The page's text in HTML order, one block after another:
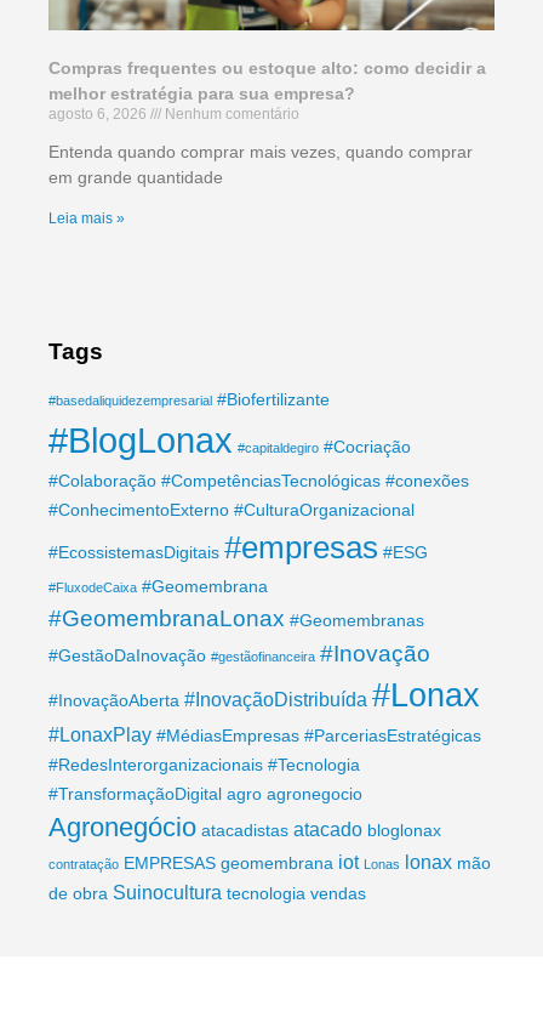
Compras frequentes ou estoque alto: como decidir a
melhor estratégia para sua empresa?
agosto 6, 2026 Nenhum comentário
Entenda quando comprar mais vezes, quando comprar
em grande quantidade
Leia mais »
Tags
#basedaliquidezempresarial #Biofertilizante
#BlogLonax #capitaldegiro #Cocriação
#Colaboração #CompetênciasTecnológicas #conexões
#ConhecimentoExterno #CulturaOrganizacional
#EcossistemasDigitais #empresas #ESG
#FluxodeCaixa #Geomembrana
#GeomembranaLonax #Geomembranas
#GestãoDaInovação #gestãofinanceira #Inovação
#InovaçãoAberta #InovaçãoDistribuída #Lonax
#LonaxPlay #MédiasEmpresas #ParceriasEstratégicas
#RedesInterorganizacionais #Tecnologia
#TransformaçãoDigital agro agronegocio
Agronegócio atacadistas atacado bloglonax
contratação EMPRESAS geomembrana iot Lonas lonax mão
de obra Suinocultura tecnologia vendas